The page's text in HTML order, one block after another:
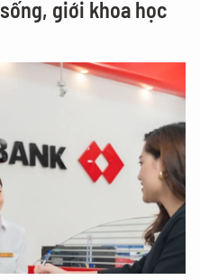
giới khoa học